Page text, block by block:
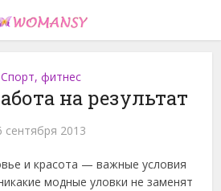
Спорт, фитнес
на результат
сентября 2013
и красота — важные условия
модные уловки не заменят